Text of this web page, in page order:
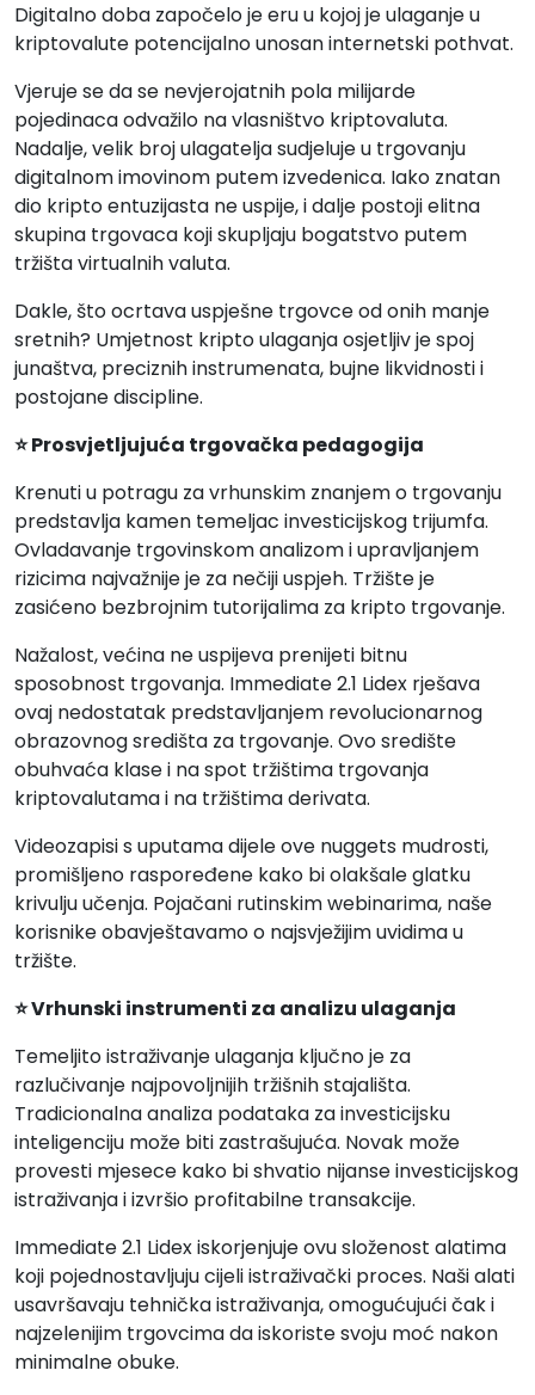
Digitalno doba započelo je eru u kojoj je ulaganje u
kriptovalute potencijalno unosan internetski pothvat.
Vjeruje se da se nevjerojatnih pola milijarde
pojedinaca odvažilo na vlasništvo kriptovaluta.
Nadalje, velik broj ulagatelja sudjeluje u trgovanju
digitalnom imovinom putem izvedenica. Iako znatan
dio kripto entuzijasta ne uspije, i dalje postoji elitna
skupina trgovaca koji skupljaju bogatstvo putem
tržišta virtualnih valuta.
Dakle, što ocrtava uspješne trgovce od onih manje
sretnih? Umjetnost kripto ulaganja osjetljiv je spoj
junaštva, preciznih instrumenata, bujne likvidnosti i
postojane discipline.
⭐ Prosvjetljujuća trgovačka pedagogija
Krenuti u potragu za vrhunskim znanjem o trgovanju
predstavlja kamen temeljac investicijskog trijumfa.
Ovladavanje trgovinskom analizom i upravljanjem
rizicima najvažnije je za nečiji uspjeh. Tržište je
zasićeno bezbrojnim tutorijalima za kripto trgovanje.
Nažalost, većina ne uspijeva prenijeti bitnu
sposobnost trgovanja. Immediate 2.1 Lidex rješava
ovaj nedostatak predstavljanjem revolucionarnog
obrazovnog središta za trgovanje. Ovo središte
obuhvaća klase i na spot tržištima trgovanja
kriptovalutama i na tržištima derivata.
Videozapisi s uputama dijele ove nuggets mudrosti,
promišljeno raspoređene kako bi olakšale glatku
krivulju učenja. Pojačani rutinskim webinarima, naše
korisnike obavještavamo o najsvježijim uvidima u
tržište.
⭐ Vrhunski instrumenti za analizu ulaganja
Temeljito istraživanje ulaganja ključno je za
razlučivanje najpovoljnijih tržišnih stajališta.
Tradicionalna analiza podataka za investicijsku
inteligenciju može biti zastrašujuća. Novak može
provesti mjesece kako bi shvatio nijanse investicijskog
istraživanja i izvršio profitabilne transakcije.
Immediate 2.1 Lidex iskorjenjuje ovu složenost alatima
koji pojednostavljuju cijeli istraživački proces. Naši alati
usavršavaju tehnička istraživanja, omogućujući čak i
najzelenijim trgovcima da iskoriste svoju moć nakon
minimalne obuke.